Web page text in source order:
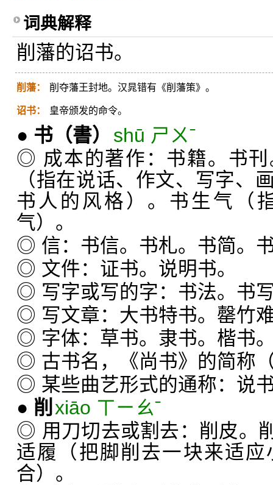
词典解释
削藩的诏书。
削藩： 削夺藩王封地。汉晁错有《削藩策》。
诏书： 皇帝颁发的命令。
● 书 （書）
shū ㄕㄨˉ
◎ 成本的著作：书籍。书
（指在说话、作文、写字、
书人的风格）。书生气（
气）。
◎ 信：书信。书札。书简。
◎ 文件：证书。说明书。
◎ 写字或写的字：书法。书
◎ 写文章：大书特书。罄竹
◎ 字体：草书。隶书。楷书
◎ 古书名，《尚书》的简称
◎ 某些曲艺形式的通称：说
● 削 xiāo ㄒㄧㄠˉ
◎ 用刀切去或割去：削皮。
适履（把脚削去一块来适
合）。